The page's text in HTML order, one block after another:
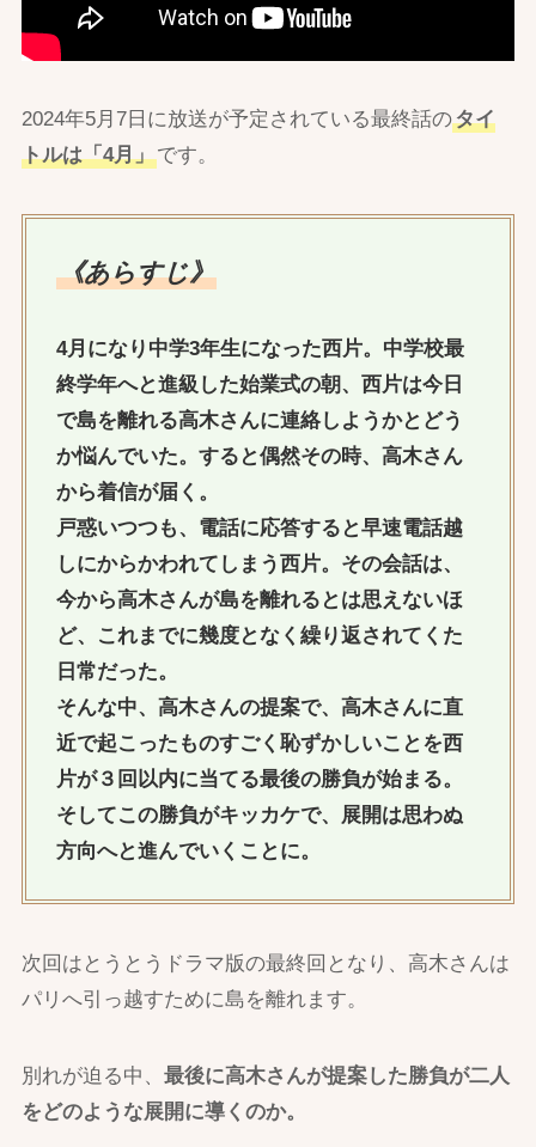
2024年5月7日に放送が予定されている最終話のタイ
トルは「4月」です。
《あらすじ》
4月になり中学3年生になった西片。中学校最
終学年へと進級した始業式の朝、西片は今日
で島を離れる高木さんに連絡しようかとどう
か悩んでいた。すると偶然その時、高木さん
から着信が届く。
戸惑いつつも、電話に応答すると早速電話越
しにからかわれてしまう西片。その会話は、
今から高木さんが島を離れるとは思えないほ
ど、これまでに幾度となく繰り返されてくた
日常だった。
そんな中、高木さんの提案で、高木さんに直
近で起こったものすごく恥ずかしいことを西
片が３回以内に当てる最後の勝負が始まる。
そしてこの勝負がキッカケで、展開は思わぬ
方向へと進んでいくことに。
次回はとうとうドラマ版の最終回となり、高木さんは
パリへ引っ越すために島を離れます。
別れが迫る中、 最後に高木さんが提案した勝負が二人
をどのような展開に導くのか。